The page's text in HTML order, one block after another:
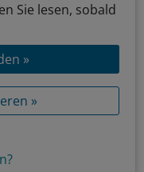
Sie lesen, sobald
»
»